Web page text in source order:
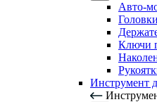
Авто-
Ключи
Инструмент